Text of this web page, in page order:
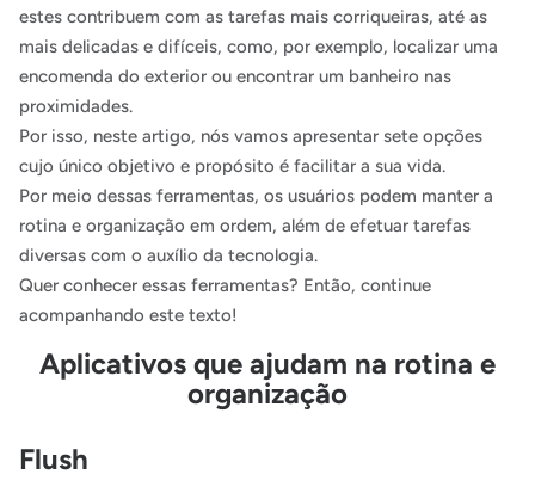
estes contribuem com as tarefas mais corriqueiras, até as
mais delicadas e difíceis, como, por exemplo, localizar uma
encomenda do exterior ou encontrar um banheiro nas
proximidades.
Por isso, neste artigo, nós vamos apresentar sete opções
cujo único objetivo e propósito é facilitar a sua vida.
Por meio dessas ferramentas, os usuários podem manter a
rotina e organização em ordem, além de efetuar tarefas
diversas com o auxílio da tecnologia.
Quer conhecer essas ferramentas? Então, continue
acompanhando este texto!
Aplicativos que ajudam na rotina e
organização
Flush